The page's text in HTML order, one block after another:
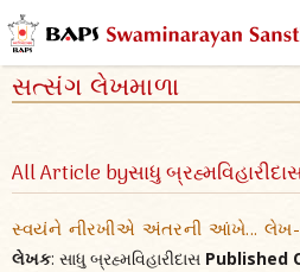
સત્સંગ લેખમાળા
All Article byસાધુ
સ્વયંને નીરખીએ અંતરની આંખે... લેખ-
લેખક: સાધુ બ્રહ્મવિહારીદાસ Published